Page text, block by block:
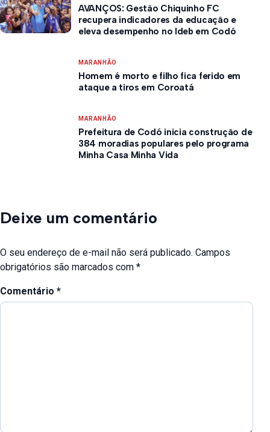
AVANÇOS: Gestão Chiquinho FC
recupera indicadores da educação e
eleva desempenho no Ideb em Codó
MARANHÃO
Homem é morto e filho fica ferido em
ataque a tiros em Coroatá
MARANHÃO
Prefeitura de Codó inicia construção de
384 moradias populares pelo programa
Minha Casa Minha Vida
Deixe um comentário
O seu endereço de e-mail não será publicado. Campos
obrigatórios são marcados com *
Comentário *